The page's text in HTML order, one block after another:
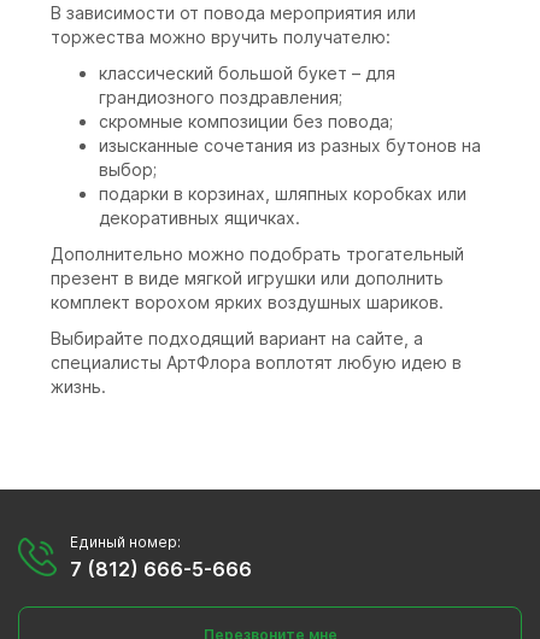
В зависимости от повода мероприятия или
торжества можно вручить получателю:
классический большой букет – для
грандиозного поздравления;
скромные композиции без повода;
изысканные сочетания из разных бутонов на
выбор;
подарки в корзинах, шляпных коробках или
декоративных ящичках.
Дополнительно можно подобрать трогательный
презент в виде мягкой игрушки или дополнить
комплект ворохом ярких воздушных шариков.
Выбирайте подходящий вариант на сайте, а
специалисты АртФлора воплотят любую идею в
жизнь.
Единый номер:
7 (812) 666-5-666
Перезвоните мне